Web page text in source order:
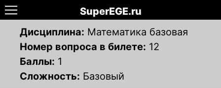
SuperEGE.ru
Дисциплина: Математика базовая
Номер вопроса в билете: 12
Баллы: 1
Сложность: Базовый